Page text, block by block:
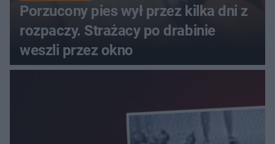
Porzucony pies wył przez kilka dni z
rozpaczy. Strażacy po drabinie
weszli przez okno